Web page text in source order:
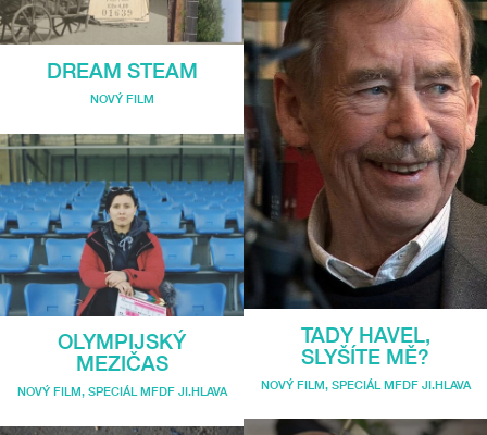
DREAM STEAM
NOVÝ FILM
OLYMPIJSKÝ
MEZIČAS
NOVÝ FILM, SPECIÁL MFDF JI.HLAVA
TADY HAVEL,
SLYŠÍTE MĚ?
NOVÝ FILM, SPECIÁL MFDF JI.HLAVA